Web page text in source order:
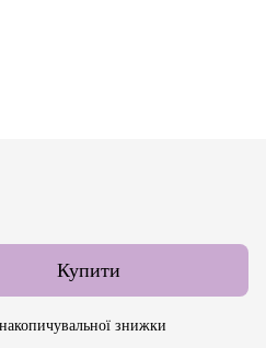
Купити
знижки